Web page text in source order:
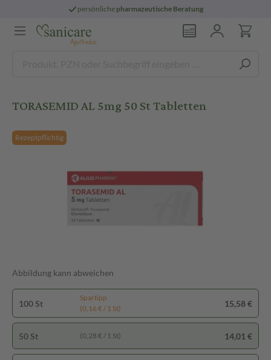
persönliche pharmazeutische Beratung
TORASEMID AL 5mg 50 St Tabletten
Rezeptpflichtig
Abbildung kann abweichen
100 St
Spartipp
(0,16 € / 1 St)
15,58 €
50 St (0,28 € / 1 St) 14,01 €